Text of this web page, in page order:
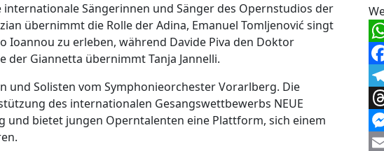
Sängerinnen und Sänger des Opernstudios der
übernimmt die Rolle der Adina, Emanuel Tomljenović singt
Ioannou zu erleben, während Davide Piva den Doktor
der Giannetta übernimmt Tanja Jannelli.
und Solisten vom Symphonieorchester Vorarlberg. Die
des internationalen Gesangswettbewerbs NEUE
und bietet jungen Operntalenten eine Plattform, sich einem